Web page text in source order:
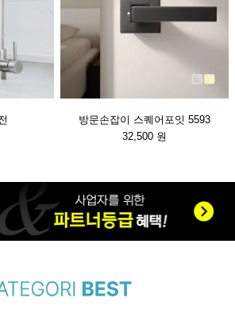
방문손잡이 스퀘어포잇 5593
32,500 원